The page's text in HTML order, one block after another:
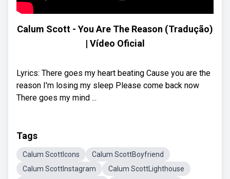
Calum Scott - You Are The Reason (Tradução)
| Vídeo Oficial
Lyrics: There goes my heart beating Cause you are the
reason I'm losing my sleep Please come back now
There goes my mind ...
Tags
Calum ScottIcons
Calum ScottBoyfriend
Calum ScottInstagram
Calum ScottLighthouse